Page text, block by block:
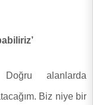
alanlarda
Biz niye bir